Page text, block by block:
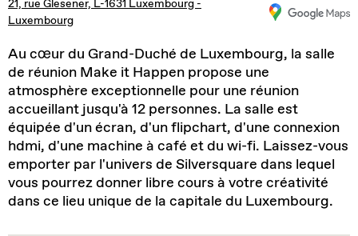
21, rue Glesener, L-1631 Luxembourg -
Luxembourg
Au cœur du Grand-Duché de Luxembourg, la salle
de réunion Make it Happen propose une
atmosphère exceptionnelle pour une réunion
accueillant jusqu'à 12 personnes. La salle est
équipée d'un écran, d'un flipchart, d'une connexion
hdmi, d'une machine à café et du wi-fi. Laissez-vous
emporter par l'univers de Silversquare dans lequel
vous pourrez donner libre cours à votre créativité
dans ce lieu unique de la capitale du Luxembourg.